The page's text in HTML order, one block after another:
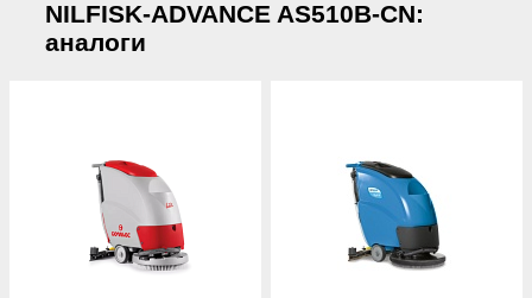
NILFISK-ADVANCE AS510B-CN:
аналоги